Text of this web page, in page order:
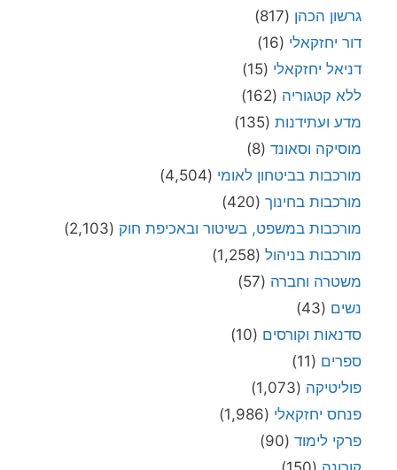
גרשון הכהן (817)
דור יחזקאלי (16)
דניאל יחזקאלי (15)
ללא קטגוריה (162)
מדע ועתידנות (135)
מוסיקה וסאונד (8)
מורכבות בביטחון לאומי (4,504)
מורכבות בחינוך (420)
מורכבות במשפט, בשיטור ובאכיפת חוק (2,103)
מורכבות בניהול (1,258)
משטרה וחברה (57)
נשים (43)
סדנאות וקורסים (10)
ספרים (11)
פוליטיקה (1,073)
פנחס יחזקאלי (1,986)
פרקי לימוד (90)